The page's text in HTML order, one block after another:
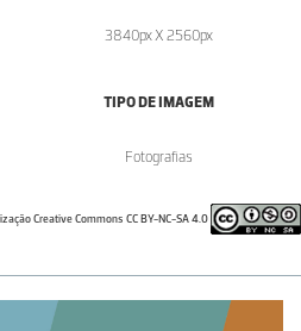
3840px X 2560px
TIPO DE IMAGEM
Fotografias
Creative Commons CC BY-NC-SA 4.0